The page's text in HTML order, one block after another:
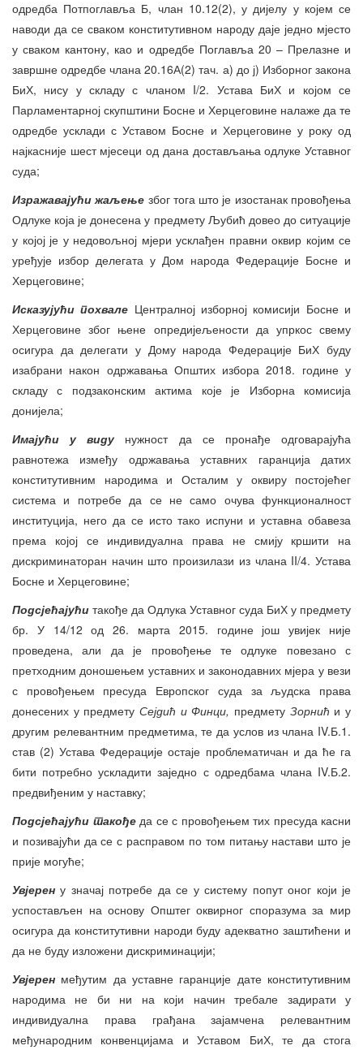
одредба Потпоглавља Б, члан 10.12(2), у дијелу у којем се
наводи да се сваком конститутивном народу даје једно мјесто
у сваком кантону, као и одредбе Поглавља 20 – Прелазне и
завршне одредбе члана 20.16А(2) тач. а) до ј) Изборног закона
БиХ, нису у складу с чланом I/2. Устава БиХ и којом се
Парламентарној скупштини Босне и Херцеговине налаже да те
одредбе усклади с Уставом Босне и Херцеговине у року од
најкасније шест мјесеци од дана достављања одлуке Уставног
суда;
Изражавајући жаљење због тога што је изостанак провођења
Одлуке која је донесена у предмету Љубић довео до ситуације
у којој је у недовољној мјери усклађен правни оквир којим се
уређује избор делегата у Дом народа Федерације Босне и
Херцеговине;
Исказујући похвале Централној изборној комисији Босне и
Херцеговине због њене опредијељености да упркос свему
осигура да делегати у Дому народа Федерације БиХ буду
изабрани након одржавања Општих избора 2018. године у
складу с подзаконским актима које је Изборна комисија
донијела;
Имајући у виду нужност да се пронађе одговарајућа
равнотежа између одржавања уставних гаранција датих
конститутивним народима и Осталим у оквиру постојећег
система и потребе да се не само очува функционалност
институција, него да се исто тако испуни и уставна обавеза
према којој се индивидуална права не смију кршити на
дискриминаторан начин што произилази из члана II/4. Устава
Босне и Херцеговине;
Подсјећајући такође да Одлука Уставног суда БиХ у предмету
бр. У 14/12 од 26. марта 2015. године још увијек није
проведена, али да је провођење те одлуке повезано с
претходним доношењем уставних и законодавних мјера у вези
с провођењем пресуда Европског суда за људска права
донесених у предмету Сејдић и Финци, предмету Зорнић и у
другим релевантним предметима, те да услов из члана IV.Б.1.
став (2) Устава Федерације остаје проблематичан и да ће га
бити потребно ускладити заједно с одредбама члана IV.Б.2.
предвиђеним у наставку;
Подсјећајући такођеда се с провођењем тих пресуда касни
и позивајући да се с расправом по том питању настави што је
прије могуће;
Увјерену значај потребе да се у систему попут оног који је
успостављен на основу Општег оквирног споразума за мир
осигура да конститутивни народи буду адекватно заштићени и
да не буду изложени дискриминацији;
Увјерен међутим да уставне гаранције дате конститутивним
народима не би ни на који начин требале задирати у
индивидуална права грађана зајамчена релевантним
међународним конвенцијама и Уставом БиХ, те да стога